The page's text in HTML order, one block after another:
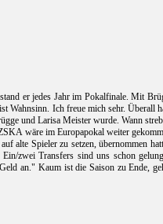
er jedes Jahr im Pokalfinale. Mit
Wahnsinn. Ich freue mich sehr. Überall
und Larisa Meister wurde. Wann
wäre im Europapokal weiter
alte Spieler zu setzen, übernommen
zwei Transfers sind uns schon
an." Kaum ist die Saison zu Ende,